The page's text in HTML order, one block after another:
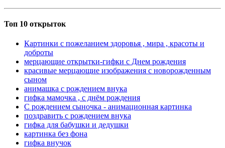
Топ 10 открыток
Картинки с пожеланием здоровья , мира , красоты и
доброты
мерцающие открытки-гифки с Днем рождения
красивые мерцающие изображения с новорожденным
сыном
анимашка с рождением внука
гифка мамочка , с днём рождения
С рождением сыночка - анимационная картинка
поздравить с рождением внука
гифка для бабушки и дедушки
картинка без фона
гифка внучок